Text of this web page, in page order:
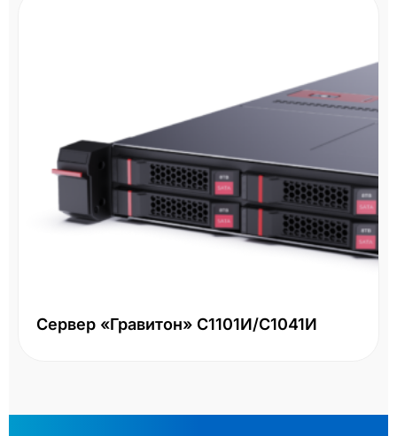
Сервер «Гравитон» С1101И/С1041И